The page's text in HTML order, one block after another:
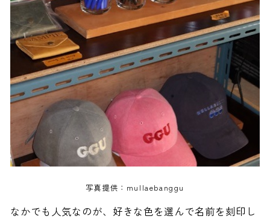
写真提供：mullaebanggu
なかでも人気なのが、好きな色を選んで名前を刻印し